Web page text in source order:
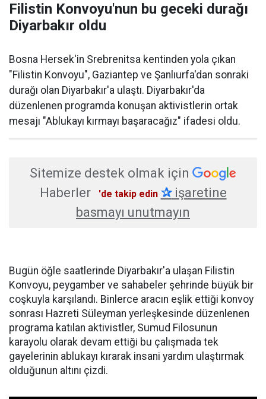
Filistin Konvoyu'nun bu geceki durağı
Diyarbakır oldu
Bosna Hersek'in Srebrenitsa kentinden yola çıkan
"Filistin Konvoyu", Gaziantep ve Şanlıurfa'dan sonraki
durağı olan Diyarbakır'a ulaştı. Diyarbakır'da
düzenlenen programda konuşan aktivistlerin ortak
mesajı "Ablukayı kırmayı başaracağız" ifadesi oldu.
Sitemize destek olmak için
Haberler
'de takip edin ✰işaretine
basmayı unutmayın
Bugün öğle saatlerinde Diyarbakır'a ulaşan Filistin
Konvoyu, peygamber ve sahabeler şehrinde büyük bir
coşkuyla karşılandı. Binlerce aracın eşlik ettiği konvoy
sonrası Hazreti Süleyman yerleşkesinde düzenlenen
programa katılan aktivistler, Sumud Filosunun
karayolu olarak devam ettiği bu çalışmada tek
gayelerinin ablukayı kırarak insani yardım ulaştırmak
olduğunun altını çizdi.